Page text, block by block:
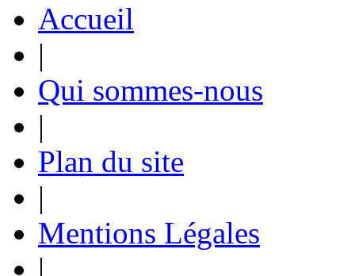
Accueil
|
Qui sommes-nous
|
Plan du site
|
Mentions Légales
|